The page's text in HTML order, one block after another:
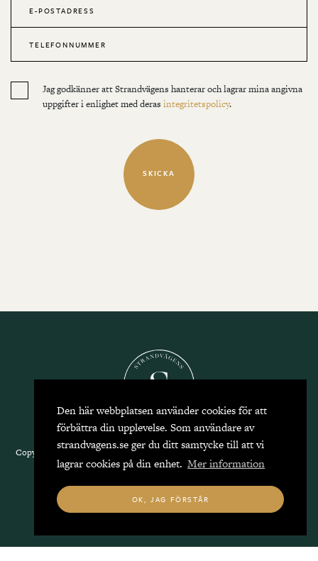
Den här webbplatsen använder cookies för att
förbättra din upplevelse. Som användare av
strandvagens.se ger du ditt samtycke till att vi
lagrar cookies på din enhet. Mer information
OK, JAG FÖRSTÅR
Jag godkänner att Strandvägens hanterar och lagrar mina angivna
uppgifter i enlighet med deras integritetspolicy.
Copyright 2026 Strandvägens Mäkleri, alla rättigheter reserverade.
oss|Integritetspolicy